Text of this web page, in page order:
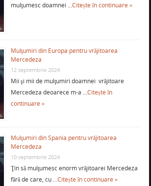
mulţumesc doamnei …Citește în continuare »
Mulţumiri din Europa pentru vrăjitoarea
Mercedeza
12 septembrie 2024
Mii şi mii de mulţumiri doamnei vrăjitoare
Mercedeza deoarece m-a …Citește în
continuare »
Mulţumiri din Spania pentru vrăjitoarea
Mercedeza
10 septembrie 2024
Ţin să mulţumesc enorm vrăjitoarei Mercedeza
fără de care, cu …Citește în continuare »